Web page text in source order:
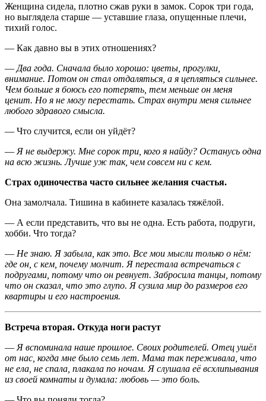
Женщина сидела, плотно сжав руки в замок. Сорок три года,
но выглядела старше — уставшие глаза, опущенные плечи,
тихий голос.
— Как давно вы в этих отношениях?
— Два года. Сначала было хорошо: цветы, прогулки,
внимание. Потом он стал отдаляться, а я цепляться сильнее.
Чем больше я боюсь его потерять, тем меньше он меня
ценит. Но я не могу перестать. Страх внутри меня сильнее
любого здравого смысла.
— Что случится, если он уйдёт?
— Я не выдержу. Мне сорок три, кого я найду? Останусь одна
на всю жизнь. Лучше уж так, чем совсем ни с кем.
Страх одиночества часто сильнее желания счастья.
Она замолчала. Тишина в кабинете казалась тяжёлой.
— А если представить, что вы не одна. Есть работа, подруги,
хобби. Что тогда?
— Не знаю. Я забыла, как это. Все мои мысли только о нём:
где он, с кем, почему молчит. Я перестала встречаться с
подругами, потому что он ревнует. Забросила танцы, потому
что он сказал, что это глупо. Я сузила мир до размеров его
квартиры и его настроения.
Встреча вторая. Откуда ноги растут
— Я вспоминала наше прошлое. Своих родителей. Отец ушёл
от нас, когда мне было семь лет. Мама так переживала, что
не ела, не спала, плакала по ночам. Я слушала её всхлипывания
из своей комнаты и думала: любовь — это боль.